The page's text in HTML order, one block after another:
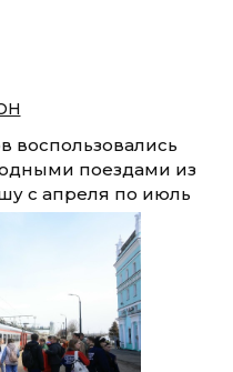
воспользовались
поездами из
с апреля по июль